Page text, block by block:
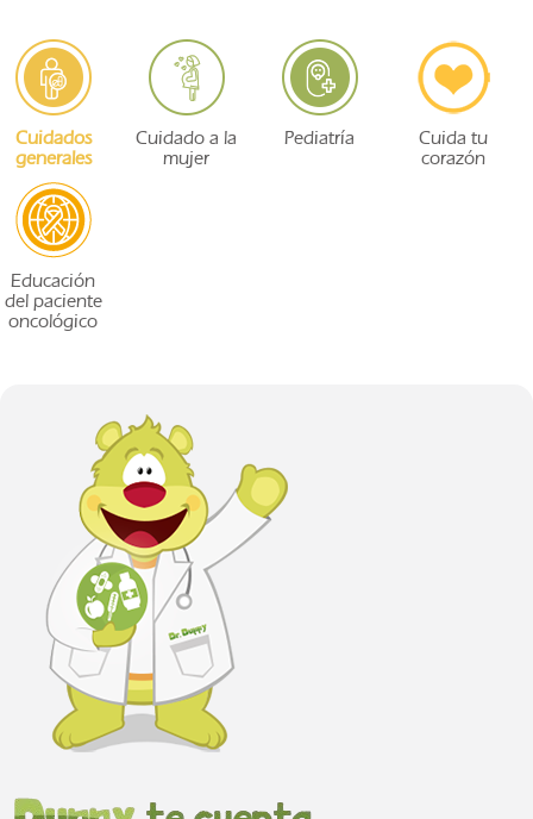
Cuidados
generales
Cuidado a la
mujer
Pediatría
Cuida tu
corazón
Educación
del paciente
oncológico